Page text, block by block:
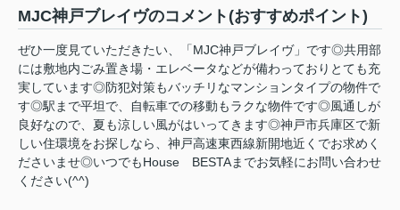
MJC神戸ブレイヴのコメント(おすすめポイント)
ぜひ一度見ていただきたい、「MJC神戸ブレイヴ」です◎共用部
には敷地内ごみ置き場・エレベータなどが備わっておりとても充
実しています◎防犯対策もバッチリなマンションタイプの物件で
す◎駅まで平坦で、自転車での移動もラクな物件です◎風通しが
良好なので、夏も涼しい風がはいってきます◎神戸市兵庫区で新
しい住環境をお探しなら、神戸高速東西線新開地近くでお求めく
ださいませ◎いつでもHouse BESTAまでお気軽にお問い合わせ
ください(^^)